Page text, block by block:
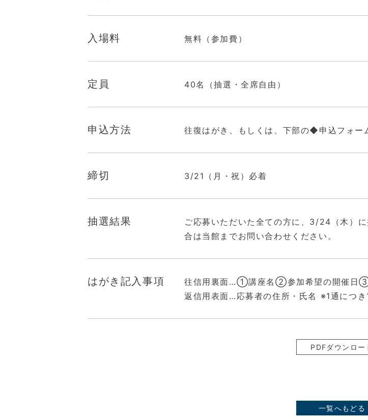
入場料 無料（参加費）
定員 40名（抽選・全席自由）
申込方法 往復はがき、もしくは、下部の◆申込フォー
締切 3/21（月・祝）必着
抽選結果
ご応募いただいた全ての方に、3/24（木）
合は当館までお問い合わせください。
はがき記入事項
往信用裏面…①講座名②参加希望の開催日
返信用表面…応募者の住所・氏名 ※1通につき
PDFダウンロー
一覧へもどる